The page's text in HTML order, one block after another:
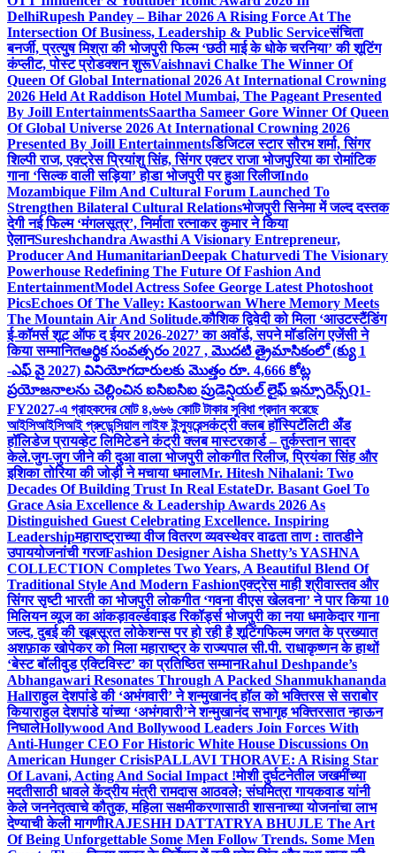
DelhiRupesh Pandey – Bihar 2026 A Rising Force At The
Intersection Of Business, Leadership & Public Serviceसंचिता
बनर्जी, प्रत्युष मिश्रा की भोजपुरी फिल्म ‘छठी माई के धोके चरनिया’ की शूटिंग
कंप्लीट, पोस्ट प्रोडक्शन शुरूVaishnavi Chalke The Winner Of
Queen Of Global International 2026 At International Crowning
2026 Held At Raddison Hotel Mumbai, The Pageant Presented
By Joill EntertainmentsSaartha Sameer Gore Winner Of Queen
Of Global Universe 2026 At International Crowning 2026
Presented By Joill Entertainmentsडिजिटल स्टार सौरभ शर्मा, सिंगर
शिल्पी राज, एक्ट्रेस प्रियांशु सिंह, सिंगर एक्टर राजा भोजपुरिया का रोमांटिक
गाना ‘सिल्क वाली सड़िया’ होडा भोजपुरी पर हुआ रिलीजIndo
Mozambique Film And Cultural Forum Launched To
Strengthen Bilateral Cultural Relationsभोजपुरी सिनेमा में जल्द दस्तक
देगी नई फिल्म ‘मंगलसूत्र’, निर्माता रत्नाकर कुमार ने किया
ऐलानSureshchandra Awasthi A Visionary Entrepreneur,
Producer And HumanitarianDeepak Chaturvedi The Visionary
Powerhouse Redefining The Future Of Fashion And
EntertainmentModel Actress Sofee George Latest Photoshoot
PicsEchoes Of The Valley: Kastoorwan Where Memory Meets
The Mountain Air And Solitude.कौशिक द्विवेदी को मिला ‘आउटस्टैंडिंग
ई-कॉमर्स शूट ऑफ द ईयर 2026-2027’ का अवॉर्ड, सपने मॉडलिंग एजेंसी ने
किया सम्मानितఆర్థిక సంవత్సరం 2027 , మొదటి త్రైమాసికంలో (క్యు 1
-ఎఫ్ వై 2027) వినియోగదారులకు మొత్తం రూ. 4,666 కోట్ల
ప్రయోజనాలను చెల్లించిన ఐసిఐసిఐ ప్రుడెన్షియల్ లైఫ్ ఇన్సూరెన్స్Q1-
FY2027-এ গ্রাহকদের মোট ৪,৬৬৬ কোটি টাকার সুবিধা প্রদান করেছে
আইসিআইসিআই প্রুডেন্সিয়াল লাইফ ইন্স্যুরেন্সकंट्री क्लब हॉस्पिटॅलिटी अँड
हॉलिडेज प्रायव्हेट लिमिटेडने कंट्री क्लब मास्टरकार्ड – तुर्कस्तान सादर
केले.जुग-जुग जीने की दुआ वाला भोजपुरी लोकगीत रिलीज, प्रियंका सिंह और
इशिका तोरिया की जोड़ी ने मचाया धमालMr. Hitesh Nihalani: Two
Decades Of Building Trust In Real EstateDr. Basant Goel To
Grace Asia Excellence & Leadership Awards 2026 As
Distinguished Guest Celebrating Excellence. Inspiring
Leadershipमहाराष्ट्राच्या वीज वितरण व्यवस्थेवर वाढता ताण : तातडीने
उपाययोजनांची गरजFashion Designer Aisha Shetty’s YASHNA
COLLECTION Completes Two Years, A Beautiful Blend Of
Traditional Style And Modern Fashionएक्ट्रेस माही श्रीवास्तव और
सिंगर सृष्टी भारती का भोजपुरी लोकगीत ‘गवना वीएस खेलवना’ ने पार किया 10
मिलियन व्यूज का आंकड़ावर्ल्डवाइड रिकॉर्ड्स भोजपुरी का नया धमाकेदार गाना
जल्द, दुबई की खूबसूरत लोकेशन्स पर हो रही है शूटिंगफिल्म जगत के प्रख्यात
अशफ़ाक खोपेकर को मिला महाराष्ट्र के राज्यपाल सी.पी. राधाकृष्णन के हाथों
‘बेस्ट बॉलीवुड एक्टिविस्ट’ का प्रतिष्ठित सम्मानRahul Deshpande’s
Abhangawari Resonates Through A Packed Shanmukhananda
Hallराहुल देशपांडे की ‘अभंगवारी’ ने शन्मुखानंद हॉल को भक्तिरस से सराबोर
कियाराहुल देशपांडे यांच्या ‘अभंगवारी’ने शन्मुखानंद सभागृह भक्तिरसात न्हाऊन
निघालेHollywood And Bollywood Leaders Join Forces With
Anti-Hunger CEO For Historic White House Discussions On
American Hunger CrisisPALLAVI THORAVE: A Rising Star
Of Lavani, Acting And Social Impact !मोशी दुर्घटनेतील जखमींच्या
मदतीसाठी धावले केंद्रीय मंत्री रामदास आठवले; संघमित्रा गायकवाड यांनी
केले जननेतृत्वाचे कौतुक, महिला सक्षमीकरणासाठी शासनाच्या योजनांचा लाभ
देण्याची केली मागणीRAJESHH DATTATRYA BHUJLE The Art
Of Being Unforgettable Some Men Follow Trends. Some Men